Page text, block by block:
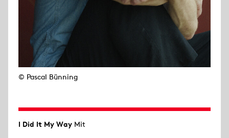
© Pascal Bünning
I Did It My Way Mit